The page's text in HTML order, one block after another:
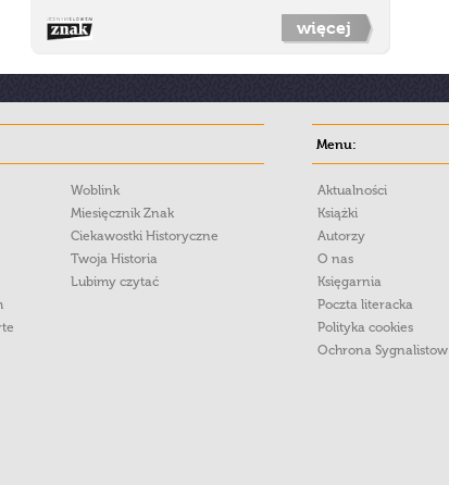
więcej
Woblink
Miesięcznik Znak
Ciekawostki Historyczne
Twoja Historia
Lubimy czytać
Menu:
Aktualności
Książki
Autorzy
O nas
Księgarnia
Poczta literacka
Polityka cookies
Ochrona Sygnalistow